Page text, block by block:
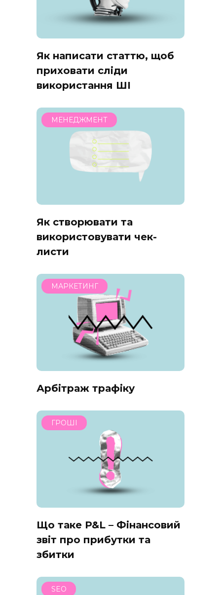
Як написати статтю, щоб
приховати сліди
використання ШІ
МЕНЕДЖМЕНТ
Як створювати та
використовувати чек-
листи
МАРКЕТИНГ
Арбітраж трафіку
ГРОШІ
Що таке P&L – Фінансовий
звіт про прибутки та
збитки
SEO